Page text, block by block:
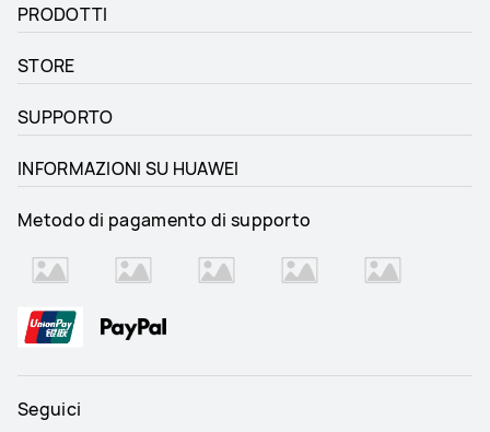
PRODOTTI
STORE
SUPPORTO
INFORMAZIONI SU HUAWEI
Metodo di pagamento di supporto
Seguici